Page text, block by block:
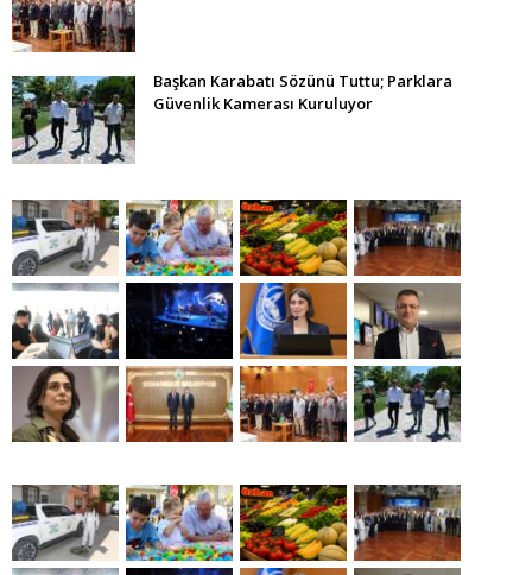
Başkan Karabatı Sözünü Tuttu; Parklara
Güvenlik Kamerası Kuruluyor